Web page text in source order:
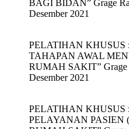
BAGI BIDAN” Grage
Desember 2021
PELATIHAN KHUSUS
TAHAPAN AWAL
RUMAH SAKIT” Grage
Desember 2021
PELATIHAN KHUSUS
PELAYANAN PASIEN